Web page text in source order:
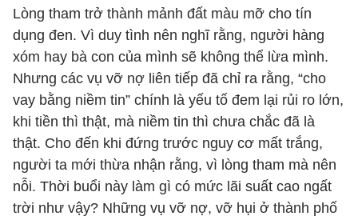
Lòng tham trở thành mảnh đất màu mỡ cho tín
dụng đen. Vì duy tình nên nghĩ rằng, người hàng
xóm hay bà con của mình sẽ không thể lừa mình.
Nhưng các vụ vỡ nợ liên tiếp đã chỉ ra rằng, “cho
vay bằng niềm tin” chính là yếu tố đem lại rủi ro lớn,
khi tiền thì thật, mà niềm tin thì chưa chắc đã là
thật. Cho đến khi đứng trước nguy cơ mất trắng,
người ta mới thừa nhận rằng, vì lòng tham mà nên
nỗi. Thời buổi này làm gì có mức lãi suất cao ngất
trời như vậy? Những vụ vỡ nợ, vỡ hụi ở thành phố